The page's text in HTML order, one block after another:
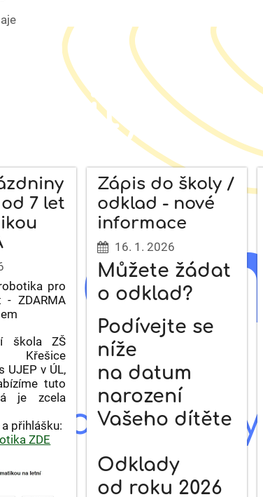
7 let
pro
ZDARMA
škola ZŠ
UJEP v ÚL,
tuto
je zcela
přihlášku:
ZDE
Zápis do školy /
odklad - nové
informace
16. 1. 2026
Můžete žádat
o odklad?
Podívejte se
níže
na datum
narození
Vašeho dítěte
Odklady
od roku 2026